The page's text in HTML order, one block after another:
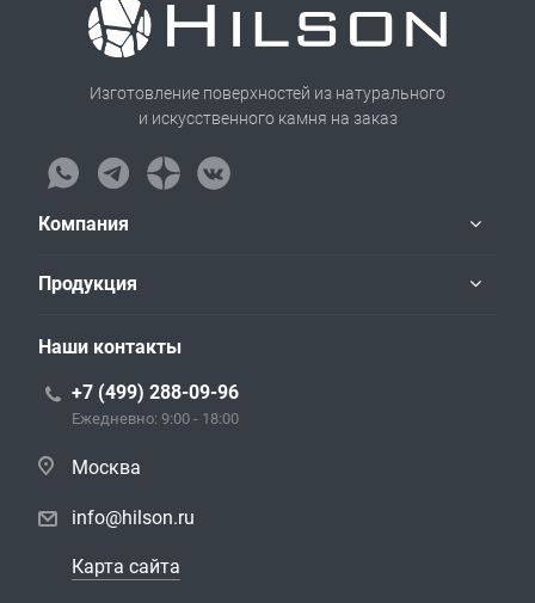
Изготовление поверхностей из натурального
и искусственного камня на заказ
Компания
Продукция
Наши контакты
+7 (499) 288-09-96
Ежедневно: 9:00 - 18:00
Москва
info@hilson.ru
Карта сайта